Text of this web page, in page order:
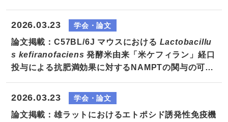
2026.03.23 学会・論文
論文掲載：C57BL/6J マウスにおける Lactobacillu
s kefiranofaciens 発酵米由来「米ケフィラン」経口
投与による抗肥満効果に対するNAMPTの関与の可能
2026.03.23 学会・論文
論文掲載：雄ラットにおけるエトポシド誘発性免疫機